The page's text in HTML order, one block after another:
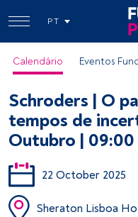
PT
Calendário Eventos
Schroders | O
tempos de
Outubro | 09:00
22 October 2025
Sheraton Lisboa